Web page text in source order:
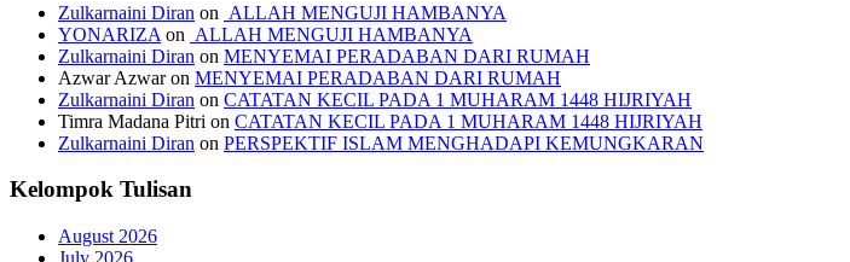
Zulkarnaini Diran on ALLAH MENGUJI HAMBANYA
YONARIZA on ALLAH MENGUJI HAMBANYA
Zulkarnaini Diran on MENYEMAI PERADABAN DARI RUMAH
Azwar Azwaron MENYEMAI PERADABAN DARI RUMAH
Zulkarnaini Diran on CATATAN KECIL PADA 1 MUHARAM 1448 HIJRIYAH
Timra Madana Pitri on CATATAN KECIL PADA 1 MUHARAM 1448 HIJRIYAH
Zulkarnaini Diran on PERSPEKTIF ISLAM MENGHADAPI KEMUNGKARAN
Kelompok Tulisan
August 2026